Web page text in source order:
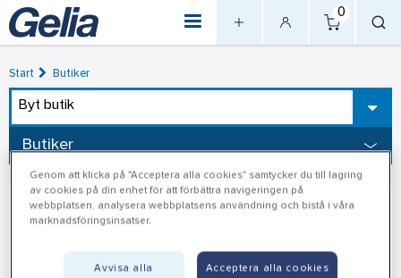
0
Start Butiker
Byt butik
Butiker
Genom att klicka på "Acceptera alla cookies" samtycker du till lagring
av cookies på din enhet för att förbättra navigeringen på
webbplatsen, analysera webbplatsens användning och bistå i våra
marknadsföringsinsatser.
Avvisa alla Acceptera alla cookies